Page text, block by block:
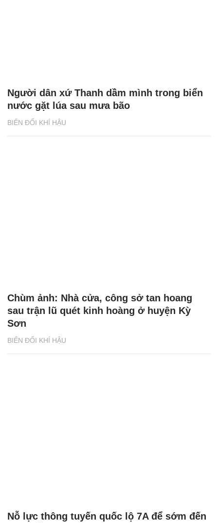
BIẾN ĐỔI KHÍ HẬU
Người dân xứ Thanh dầm mình trong biển
nước gặt lúa sau mưa bão
BIẾN ĐỔI KHÍ HẬU
Chùm ảnh: Nhà cửa, công sở tan hoang
sau trận lũ quét kinh hoàng ở huyện Kỳ
Sơn
Nỗ lực thông tuyến quốc lộ 7A để sớm đến